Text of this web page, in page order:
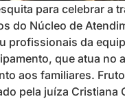
para celebrar a
do Núcleo de
profissionais da
que atua no
aos familiares.
pela juíza Cristiana